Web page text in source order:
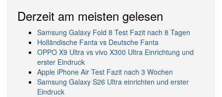
Derzeit am meisten gelesen
Samsung Galaxy Fold 8 Test Fazit nach 8 Tagen
Holländische Fanta vs Deutsche Fanta
OPPO X9 Ultra vs vivo X300 Ultra Einrichtung und
erster Eindruck
Apple iPhone Air Test Fazit nach 3 Wochen
Samsung Galaxy S26 Ultra einrichten und erster
Eindruck